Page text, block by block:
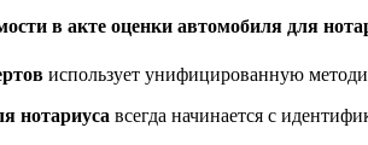
в акте оценки автомобиля для
использует унифицированную
нотариуса всегда начинается с